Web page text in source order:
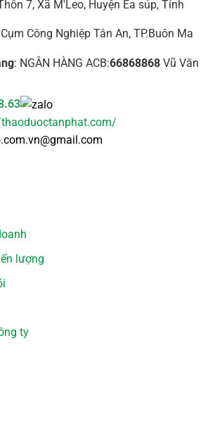
7, Xã M'Leo, Huyện Ea súp, Tỉnh
Cụm Công Nghiệp Tân An, TP.Buôn Ma
: NGÂN HÀNG ACB:66868868Vũ Văn
lượng
ty